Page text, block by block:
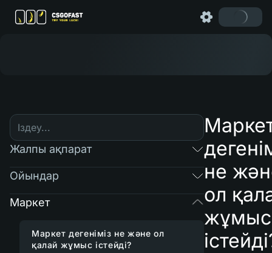
Жалпы ақпарат
Ойындар
Маркет
Маркет дегеніміз не және ол
қалай жұмыс істейді?
не
ол
жұмыс